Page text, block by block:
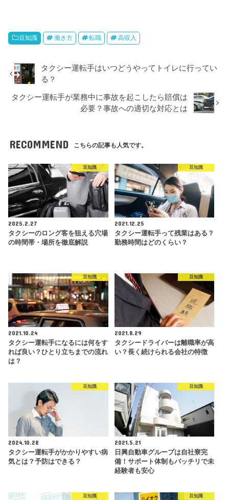
豆知識 働き方 転職 高収入
タクシー運転手はいつどうやってトイレに行ってい
る？
タクシー運転手が業務中に事故を起こしたら賠償は
必要？事故への適切な対応とは
RECOMMEND こちらの記事も人気です。
豆知識
2025.2.27
タクシーのロング客を狙える穴場
の時間帯・場所を徹底解説
豆知識
2021.12.25
タクシー運転手って残業はある？
勤務時間はどのくらい？
豆知識
2021.10.24
タクシー運転手になるには何をす
れば良い？ひとり立ちまでの流れ
は？
豆知識
2021.8.29
タクシードライバーは離職率が高
い？長く続けられる会社の特徴
豆知識
2024.10.28
タクシー運転手がかかりやすい病
気とは？予防はできる？
豆知識
2021.5.21
日興自動車グループは自社寮完
備！サポート体制もバッチリで未
経験者も安心
豆知識 豆知識